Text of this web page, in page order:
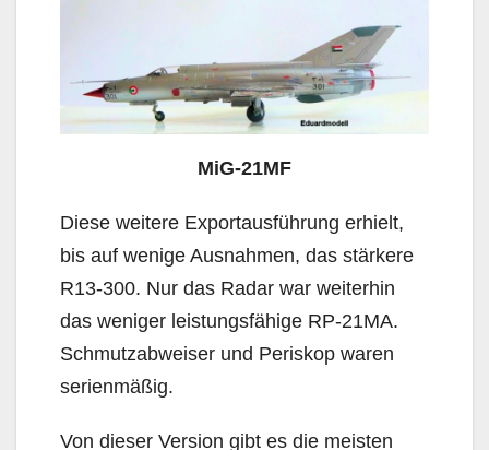
MiG-21MF
Diese weitere Exportausführung erhielt,
bis auf wenige Ausnahmen, das stärkere
R13-300. Nur das Radar war weiterhin
das weniger leistungsfähige RP-21MA.
Schmutzabweiser und Periskop waren
serienmäßig.
Von dieser Version gibt es die meisten